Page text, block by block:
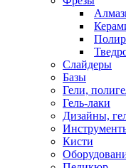
Слайдеры
Базы
Гели,
Гель-лаки
Дизайны,
Кисти